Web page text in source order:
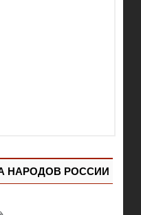
НАРОДОВ РОССИИ